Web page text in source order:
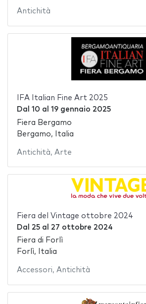
Antichità
IFA Italian Fine Art 2025
Dal 10 al 19 gennaio 2025
Fiera Bergamo
Bergamo, Italia
Antichità, Arte
Fiera del Vintage ottobre 2024
Dal 25al 27 ottobre 2024
Fiera di Forlì
Forlì, Italia
Accessori, Antichità